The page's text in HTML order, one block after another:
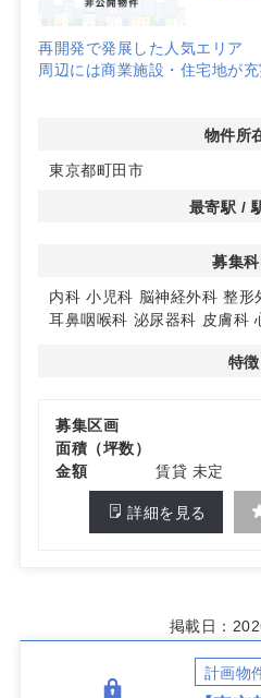
再開発で発展した人気エリア
周辺には商業施設・住宅地が
耳鼻咽喉科・婦人科・皮膚科
詳細はお問い合わせください。
物件所
東京都町田市
最寄駅 /
募集科
内科 小児科 脳神経外科 整形
耳鼻咽喉科 泌尿器科 皮膚科
特徴
募集区画
面積（坪数）
金額
賃貸 未定
詳細を見る
掲載日：
計画物